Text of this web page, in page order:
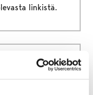
linkistä.
Ota yhteyttä